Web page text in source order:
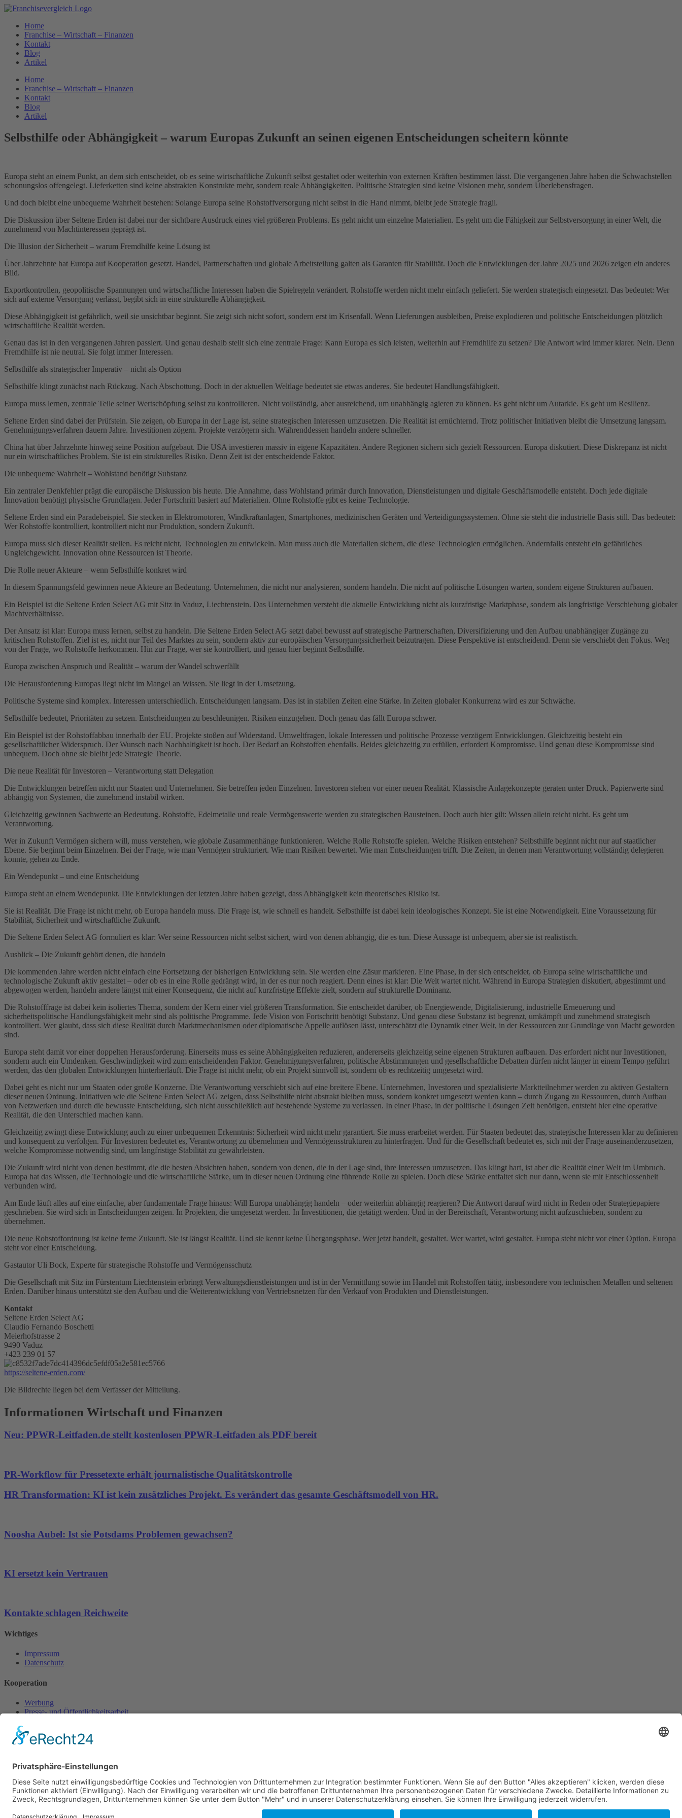
Zum
springenHome
Franchise – Wirtschaft – Finanzen
Kontakt
Blog
Artikel
Home
Franchise – Wirtschaft – Finanzen
Kontakt
Blog
Artikel
Selbsthilfe oder Abhängigkeit – warum Europas Zukunft an seinen eigenen Entscheidungen scheitern könnte
Europa steht an einem Punkt, an dem sich entscheidet, ob es seine wirtschaftliche Zukunft selbst gestaltet oder weiterhin von externen Kräften bestimmen lässt. Die vergangenen Jahre haben die Schwachstellen
schonungslos offengelegt. Lieferketten sind keine abstrakten Konstrukte mehr, sondern reale Abhängigkeiten. Politische Strategien sind keine Visionen mehr, sondern Überlebensfragen.
Und doch bleibt eine unbequeme Wahrheit bestehen: Solange Europa seine Rohstoffversorgung nicht selbst in die Hand nimmt, bleibt jede Strategie fragil.
Die Diskussion über Seltene Erden ist dabei nur der sichtbare Ausdruck eines viel größeren Problems. Es geht nicht um einzelne Materialien. Es geht um die Fähigkeit zur Selbstversorgung in einer Welt, die
zunehmend von Machtinteressen geprägt ist.
Die Illusion der Sicherheit – warum Fremdhilfe keine Lösung ist
Über Jahrzehnte hat Europa auf Kooperation gesetzt. Handel, Partnerschaften und globale Arbeitsteilung galten als Garanten für Stabilität. Doch die Entwicklungen der Jahre 2025 und 2026 zeigen ein anderes
Bild.
Exportkontrollen, geopolitische Spannungen und wirtschaftliche Interessen haben die Spielregeln verändert. Rohstoffe werden nicht mehr einfach geliefert. Sie werden strategisch eingesetzt. Das bedeutet: Wer
sich auf externe Versorgung verlässt, begibt sich in eine strukturelle Abhängigkeit.
Diese Abhängigkeit ist gefährlich, weil sie unsichtbar beginnt. Sie zeigt sich nicht sofort, sondern erst im Krisenfall. Wenn Lieferungen ausbleiben, Preise explodieren und politische Entscheidungen plötzlich
wirtschaftliche Realität werden.
Genau das ist in den vergangenen Jahren passiert. Und genau deshalb stellt sich eine zentrale Frage: Kann Europa es sich leisten, weiterhin auf Fremdhilfe zu setzen? Die Antwort wird immer klarer. Nein. Denn
Fremdhilfe ist nie neutral. Sie folgt immer Interessen.
Selbsthilfe als strategischer Imperativ – nicht als Option
Selbsthilfe klingt zunächst nach Rückzug. Nach Abschottung. Doch in der aktuellen Weltlage bedeutet sie etwas anderes. Sie bedeutet Handlungsfähigkeit.
Europa muss lernen, zentrale Teile seiner Wertschöpfung selbst zu kontrollieren. Nicht vollständig, aber ausreichend, um unabhängig agieren zu können. Es geht nicht um Autarkie. Es geht um Resilienz.
Seltene Erden sind dabei der Prüfstein. Sie zeigen, ob Europa in der Lage ist, seine strategischen Interessen umzusetzen. Die Realität ist ernüchternd. Trotz politischer Initiativen bleibt die Umsetzung langsam.
Genehmigungsverfahren dauern Jahre. Investitionen zögern. Projekte verzögern sich. Währenddessen handeln andere schneller.
China hat über Jahrzehnte hinweg seine Position aufgebaut. Die USA investieren massiv in eigene Kapazitäten. Andere Regionen sichern sich gezielt Ressourcen. Europa diskutiert. Diese Diskrepanz ist nicht
nur ein wirtschaftliches Problem. Sie ist ein strukturelles Risiko. Denn Zeit ist der entscheidende Faktor.
Die unbequeme Wahrheit – Wohlstand benötigt Substanz
Ein zentraler Denkfehler prägt die europäische Diskussion bis heute. Die Annahme, dass Wohlstand primär durch Innovation, Dienstleistungen und digitale Geschäftsmodelle entsteht. Doch jede digitale
Innovation benötigt physische Grundlagen. Jeder Fortschritt basiert auf Materialien. Ohne Rohstoffe gibt es keine Technologie.
Seltene Erden sind ein Paradebeispiel. Sie stecken in Elektromotoren, Windkraftanlagen, Smartphones, medizinischen Geräten und Verteidigungssystemen. Ohne sie steht die industrielle Basis still. Das bedeutet:
Wer Rohstoffe kontrolliert, kontrolliert nicht nur Produktion, sondern Zukunft.
Europa muss sich dieser Realität stellen. Es reicht nicht, Technologien zu entwickeln. Man muss auch die Materialien sichern, die diese Technologien ermöglichen. Andernfalls entsteht ein gefährliches
Ungleichgewicht. Innovation ohne Ressourcen ist Theorie.
Die Rolle neuer Akteure – wenn Selbsthilfe konkret wird
In diesem Spannungsfeld gewinnen neue Akteure an Bedeutung. Unternehmen, die nicht nur analysieren, sondern handeln. Die nicht auf politische Lösungen warten, sondern eigene Strukturen aufbauen.
Ein Beispiel ist die Seltene Erden Select AG mit Sitz in Vaduz, Liechtenstein. Das Unternehmen versteht die aktuelle Entwicklung nicht als kurzfristige Marktphase, sondern als langfristige Verschiebung globaler
Machtverhältnisse.
Der Ansatz ist klar: Europa muss lernen, selbst zu handeln. Die Seltene Erden Select AG setzt dabei bewusst auf strategische Partnerschaften, Diversifizierung und den Aufbau unabhängiger Zugänge zu
kritischen Rohstoffen. Ziel ist es, nicht nur Teil des Marktes zu sein, sondern aktiv zur europäischen Versorgungssicherheit beizutragen. Diese Perspektive ist entscheidend. Denn sie verschiebt den Fokus. Weg
von der Frage, wo Rohstoffe herkommen. Hin zur Frage, wer sie kontrolliert, und genau hier beginnt Selbsthilfe.
Europa zwischen Anspruch und Realität – warum der Wandel schwerfällt
Die Herausforderung Europas liegt nicht im Mangel an Wissen. Sie liegt in der Umsetzung.
Politische Systeme sind komplex. Interessen unterschiedlich. Entscheidungen langsam. Das ist in stabilen Zeiten eine Stärke. In Zeiten globaler Konkurrenz wird es zur Schwäche.
Selbsthilfe bedeutet, Prioritäten zu setzen. Entscheidungen zu beschleunigen. Risiken einzugehen. Doch genau das fällt Europa schwer.
Ein Beispiel ist der Rohstoffabbau innerhalb der EU. Projekte stoßen auf Widerstand. Umweltfragen, lokale Interessen und politische Prozesse verzögern Entwicklungen. Gleichzeitig besteht ein
gesellschaftlicher Widerspruch. Der Wunsch nach Nachhaltigkeit ist hoch. Der Bedarf an Rohstoffen ebenfalls. Beides gleichzeitig zu erfüllen, erfordert Kompromisse. Und genau diese Kompromisse sind
unbequem. Doch ohne sie bleibt jede Strategie Theorie.
Die neue Realität für Investoren – Verantwortung statt Delegation
Die Entwicklungen betreffen nicht nur Staaten und Unternehmen. Sie betreffen jeden Einzelnen. Investoren stehen vor einer neuen Realität. Klassische Anlagekonzepte geraten unter Druck. Papierwerte sind
abhängig von Systemen, die zunehmend instabil wirken.
Gleichzeitig gewinnen Sachwerte an Bedeutung. Rohstoffe, Edelmetalle und reale Vermögenswerte werden zu strategischen Bausteinen. Doch auch hier gilt: Wissen allein reicht nicht. Es geht um
Verantwortung.
Wer in Zukunft Vermögen sichern will, muss verstehen, wie globale Zusammenhänge funktionieren. Welche Rolle Rohstoffe spielen. Welche Risiken entstehen? Selbsthilfe beginnt nicht nur auf staatlicher
Ebene. Sie beginnt beim Einzelnen. Bei der Frage, wie man Vermögen strukturiert. Wie man Risiken bewertet. Wie man Entscheidungen trifft. Die Zeiten, in denen man Verantwortung vollständig delegieren
konnte, gehen zu Ende.
Ein Wendepunkt – und eine Entscheidung
Europa steht an einem Wendepunkt. Die Entwicklungen der letzten Jahre haben gezeigt, dass Abhängigkeit kein theoretisches Risiko ist.
Sie ist Realität. Die Frage ist nicht mehr, ob Europa handeln muss. Die Frage ist, wie schnell es handelt. Selbsthilfe ist dabei kein ideologisches Konzept. Sie ist eine Notwendigkeit. Eine Voraussetzung für
Stabilität, Sicherheit und wirtschaftliche Zukunft.
Die Seltene Erden Select AG formuliert es klar: Wer seine Ressourcen nicht selbst sichert, wird von denen abhängig, die es tun. Diese Aussage ist unbequem, aber sie ist realistisch.
Ausblick – Die Zukunft gehört denen, die handeln
Die kommenden Jahre werden nicht einfach eine Fortsetzung der bisherigen Entwicklung sein. Sie werden eine Zäsur markieren. Eine Phase, in der sich entscheidet, ob Europa seine wirtschaftliche und
technologische Zukunft aktiv gestaltet – oder ob es in eine Rolle gedrängt wird, in der es nur noch reagiert. Denn eines ist klar: Die Welt wartet nicht. Während in Europa Strategien diskutiert, abgestimmt und
abgewogen werden, handeln andere längst mit einer Konsequenz, die nicht auf kurzfristige Effekte zielt, sondern auf strukturelle Dominanz.
Die Rohstofffrage ist dabei kein isoliertes Thema, sondern der Kern einer viel größeren Transformation. Sie entscheidet darüber, ob Energiewende, Digitalisierung, industrielle Erneuerung und
sicherheitspolitische Handlungsfähigkeit mehr sind als politische Programme. Jede Vision von Fortschritt benötigt Substanz. Und genau diese Substanz ist begrenzt, umkämpft und zunehmend strategisch
kontrolliert. Wer glaubt, dass sich diese Realität durch Marktmechanismen oder diplomatische Appelle auflösen lässt, unterschätzt die Dynamik einer Welt, in der Ressourcen zur Grundlage von Macht geworden
sind.
Europa steht damit vor einer doppelten Herausforderung. Einerseits muss es seine Abhängigkeiten reduzieren, andererseits gleichzeitig seine eigenen Strukturen aufbauen. Das erfordert nicht nur Investitionen,
sondern auch ein Umdenken. Geschwindigkeit wird zum entscheidenden Faktor. Genehmigungsverfahren, politische Abstimmungen und gesellschaftliche Debatten dürfen nicht länger in einem Tempo geführt
werden, das den globalen Entwicklungen hinterherläuft. Die Frage ist nicht mehr, ob ein Projekt sinnvoll ist, sondern ob es rechtzeitig umgesetzt wird.
Dabei geht es nicht nur um Staaten oder große Konzerne. Die Verantwortung verschiebt sich auf eine breitere Ebene. Unternehmen, Investoren und spezialisierte Marktteilnehmer werden zu aktiven Gestaltern
dieser neuen Ordnung. Initiativen wie die Seltene Erden Select AG zeigen, dass Selbsthilfe nicht abstrakt bleiben muss, sondern konkret umgesetzt werden kann – durch Zugang zu Ressourcen, durch Aufbau
von Netzwerken und durch die bewusste Entscheidung, sich nicht ausschließlich auf bestehende Systeme zu verlassen. In einer Phase, in der politische Lösungen Zeit benötigen, entsteht hier eine operative
Realität, die den Unterschied machen kann.
Gleichzeitig zwingt diese Entwicklung auch zu einer unbequemen Erkenntnis: Sicherheit wird nicht mehr garantiert. Sie muss erarbeitet werden. Für Staaten bedeutet das, strategische Interessen klar zu definieren
und konsequent zu verfolgen. Für Investoren bedeutet es, Verantwortung zu übernehmen und Vermögensstrukturen zu hinterfragen. Und für die Gesellschaft bedeutet es, sich mit der Frage auseinanderzusetzen,
welche Kompromisse notwendig sind, um langfristige Stabilität zu gewährleisten.
Die Zukunft wird nicht von denen bestimmt, die die besten Absichten haben, sondern von denen, die in der Lage sind, ihre Interessen umzusetzen. Das klingt hart, ist aber die Realität einer Welt im Umbruch.
Europa hat das Wissen, die Technologie und die wirtschaftliche Stärke, um in dieser neuen Ordnung eine führende Rolle zu spielen. Doch diese Stärke entfaltet sich nur dann, wenn sie mit Entschlossenheit
verbunden wird.
Am Ende läuft alles auf eine einfache, aber fundamentale Frage hinaus: Will Europa unabhängig handeln – oder weiterhin abhängig reagieren? Die Antwort darauf wird nicht in Reden oder Strategiepapiere
geschrieben. Sie wird sich in Entscheidungen zeigen. In Projekten, die umgesetzt werden. In Investitionen, die getätigt werden. Und in der Bereitschaft, Verantwortung nicht aufzuschieben, sondern zu
übernehmen.
Die neue Rohstoffordnung ist keine ferne Zukunft. Sie ist längst Realität. Und sie kennt keine Übergangsphase. Wer jetzt handelt, gestaltet. Wer wartet, wird gestaltet. Europa steht nicht vor einer Option. Europa
steht vor einer Entscheidung.
Gastautor Uli Bock, Experte für strategische Rohstoffe und Vermögensschutz
Die Gesellschaft mit Sitz im Fürstentum Liechtenstein erbringt Verwaltungsdienstleistungen und ist in der Vermittlung sowie im Handel mit Rohstoffen tätig, insbesondere von technischen Metallen und seltenen
Erden. Darüber hinaus unterstützt sie den Aufbau und die Weiterentwicklung von Vertriebsnetzen für den Verkauf von Produkten und Dienstleistungen.
Kontakt
Seltene Erden Select AG
Claudio Fernando Boschetti
Meierhofstrasse 2
9490 Vaduz
+423 239 01 57
https://seltene-erden.com/
Die Bildrechte liegen bei dem Verfasser der Mitteilung.
Informationen Wirtschaft und Finanzen
Neu: PPWR-Leitfaden.de stellt kostenlosen PPWR-Leitfaden als PDF bereit
PR-Workflow für Pressetexte erhält journalistische Qualitätskontrolle
HR Transformation: KI ist kein zusätzliches Projekt. Es verändert das gesamte Geschäftsmodell von HR.
Noosha Aubel: Ist sie Potsdams Problemen gewachsen?
KI ersetzt kein Vertrauen
Kontakte schlagen Reichweite
Wichtiges
Impressum
Datenschutz
Kooperation
Werbung
Presse- und Öffentlichkeitsarbeit
Aktuelles
Zertifikat
Geprüfter Franchisegeber